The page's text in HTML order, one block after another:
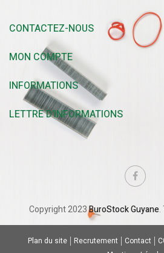
CONTACTEZ-NOUS
MON COMPTE
INFORMATIONS
LETTRE D'INFORMATIONS
Copyright 2023BuroStock Guyane.
Plan du site Recrutement Contact